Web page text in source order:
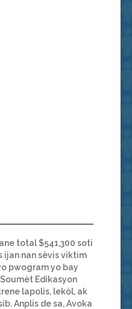
total $541,300 soti
ijan nan sèvis viktim
pwogram yo bay
Edikasyon
lapolis, lekòl, ak
Anplis de sa, Avoka